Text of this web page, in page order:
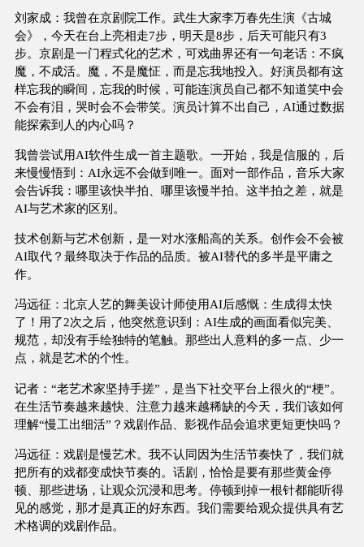
刘家成：我曾在京剧院工作。武生大家李万春先生演《古城
会》，今天在台上亮相走7步，明天是8步，后天可能只有3
步。京剧是一门程式化的艺术，可戏曲界还有一句老话：不疯
魔，不成活。魔，不是魔怔，而是忘我地投入。好演员都有这
样忘我的瞬间，忘我的时候，可能连演员自己都不知道笑中会
不会有泪，哭时会不会带笑。演员计算不出自己，AI通过数据
能探索到人的内心吗？
我曾尝试用AI软件生成一首主题歌。一开始，我是信服的，后
来慢慢悟到：AI永远不会做到唯一。面对一部作品，音乐大家
会告诉我：哪里该快半拍、哪里该慢半拍。这半拍之差，就是
AI与艺术家的区别。
技术创新与艺术创新，是一对水涨船高的关系。创作会不会被
AI取代？最终取决于作品的品质。被AI替代的多半是平庸之
作。
冯远征：北京人艺的舞美设计师使用AI后感慨：生成得太快
了！用了2次之后，他突然意识到：AI生成的画面看似完美、
规范，却没有手绘独特的笔触。那些出人意料的多一点、少一
点，就是艺术的个性。
记者：“老艺术家坚持手搓”，是当下社交平台上很火的“梗”。
在生活节奏越来越快、注意力越来越稀缺的今天，我们该如何
理解“慢工出细活”？戏剧作品、影视作品会追求更短更快吗？
冯远征：戏剧是慢艺术。我不认同因为生活节奏快了，我们就
把所有的戏都变成快节奏的。话剧，恰恰是要有那些黄金停
顿、那些进场，让观众沉浸和思考。停顿到掉一根针都能听得
见的感觉，那才是真正的好东西。我们需要给观众提供具有艺
术格调的戏剧作品。